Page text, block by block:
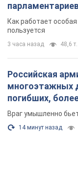
поселился
Как работает
пользуется
3 часа назад 48,6 т.
Российская
многоэтажных
погибших,
Враг умышленно
14 минут назад